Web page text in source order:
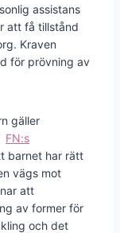
assistans
att få tillstånd
Kraven
för prövning av
gäller
FN:s
barnet har rätt
vägs mot
att
av former för
och det